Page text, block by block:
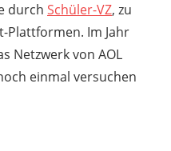
durch Schüler-VZ, zu
Im Jahr
Netzwerk von AOL
einmal versuchen